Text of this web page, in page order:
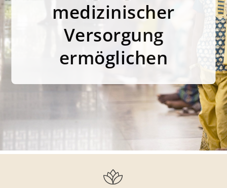
medizinischer
Versorgung
ermöglichen